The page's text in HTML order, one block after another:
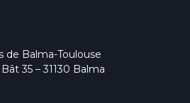
de Balma-Toulouse
35 – 31130 Balma